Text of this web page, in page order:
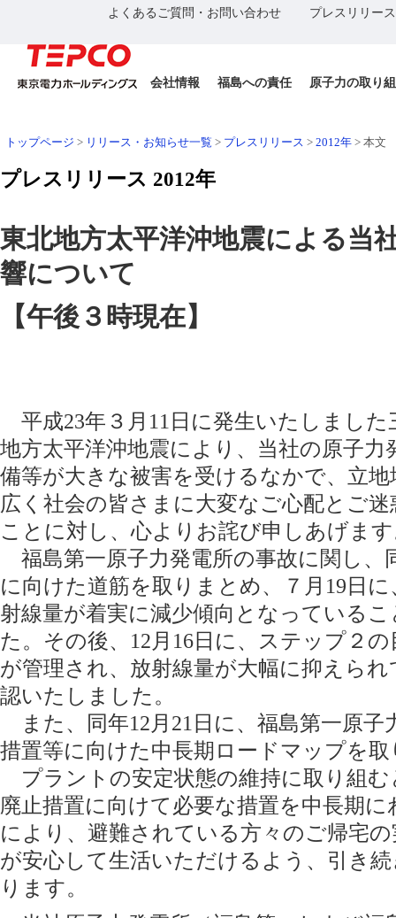
よくあるご質問・お問い合わせ プレスリリー
会社情報 福島への責任 原子力の取り
トップページ > リリース・お知らせ一覧 > プレスリリース > 2012年 > 本文
プレスリリース 2012年
東北地方太平洋沖地震による当
響について
【午後３時現在】
平成23年３月11日に発生いたしました
地方太平洋沖地震により、当社の原子
備等が大きな被害を受けるなかで、立
広く社会の皆さまに大変なご心配とご
ことに対し、心よりお詫び申しあげま
福島第一原子力発電所の事故に関し、
に向けた道筋を取りまとめ、７月19日
射線量が着実に減少傾向となっている
た。その後、12月16日に、ステップ２
が管理され、放射線量が大幅に抑えら
認いたしました。
また、同年12月21日に、福島第一原子
措置等に向けた中長期ロードマップを
プラントの安定状態の維持に取り組む
廃止措置に向けて必要な措置を中長期
により、避難されている方々のご帰宅
が安心して生活いただけるよう、引き
ります。